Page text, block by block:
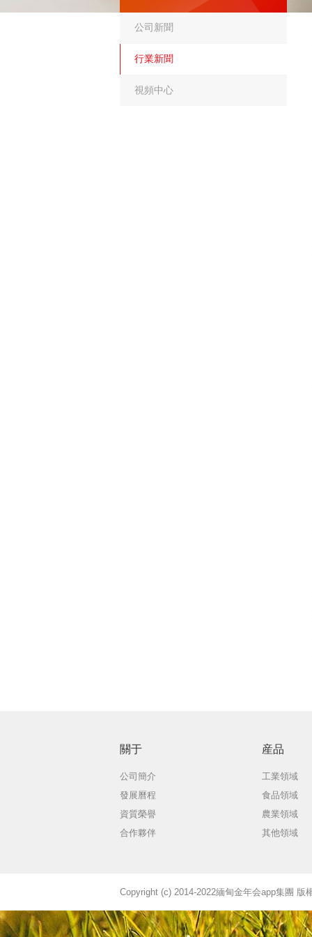
公司新聞
行業新聞
視頻中心
關于
公司簡介
發展曆程
資質榮譽
合作夥伴
産品
工業領域
食品領域
農業領域
其他領域
Copyright (c) 2014-2022緬甸金年会app集團 版